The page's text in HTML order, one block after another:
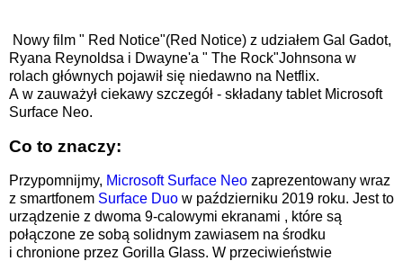
Nowy film " Red Notice"(Red Notice) z udziałem Gal Gadot,
Ryana Reynoldsa i Dwayne'a " The Rock"Johnsona w
rolach głównych pojawił się niedawno na Netflix.
A w zauważył ciekawy szczegół - składany tablet Microsoft
Surface Neo.
Co to znaczy:
Przypomnijmy, Microsoft Surface Neo zaprezentowany wraz
z smartfonem Surface Duo w październiku 2019 roku. Jest to
urządzenie z dwoma 9-calowymi ekranami , które są
połączone ze sobą solidnym zawiasem na środku
i chronione przez Gorilla Glass. W przeciwieństwie